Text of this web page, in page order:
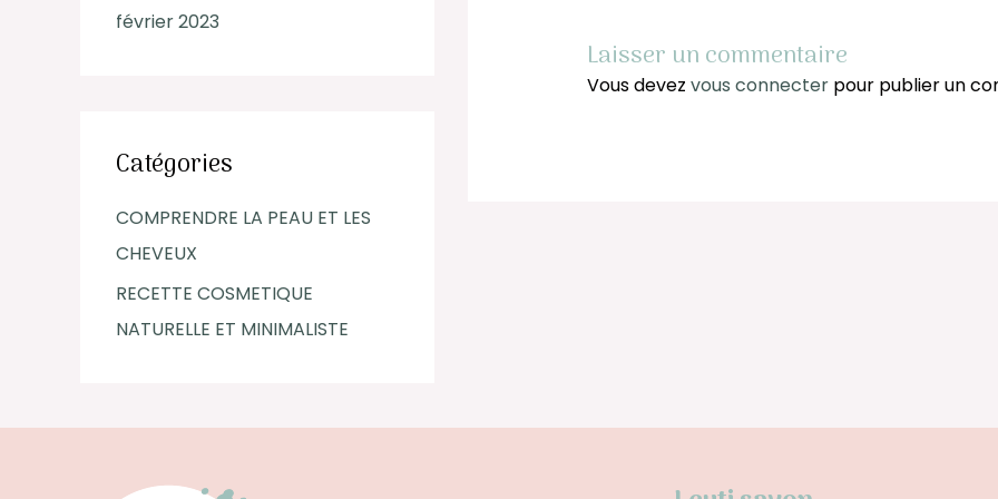
février 2023
Catégories
COMPRENDRE LA PEAU ET LES
CHEVEUX
RECETTE COSMETIQUE
NATURELLE ET MINIMALISTE
Laisser un commentaire
Vous devez vous connecterpour publier un